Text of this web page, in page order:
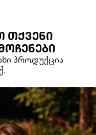
ᲗᲥᲕᲔᲜᲘ
პროდუქცია